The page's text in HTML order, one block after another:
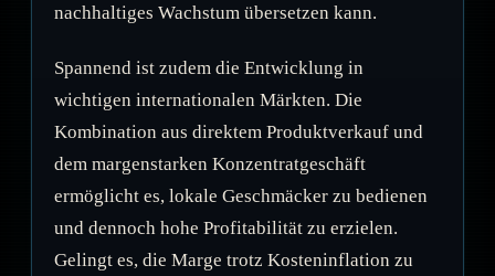
nachhaltiges Wachstum übersetzen kann.
Spannend ist zudem die Entwicklung in
wichtigen internationalen Märkten. Die
Kombination aus direktem Produktverkauf und
dem margenstarken Konzentratgeschäft
ermöglicht es, lokale Geschmäcker zu bedienen
und dennoch hohe Profitabilität zu erzielen.
Gelingt es, die Marge trotz Kosteninflation zu